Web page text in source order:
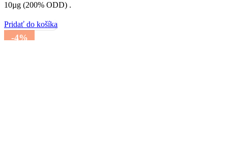
10µg (200% ODD) .
Pridať do košíka
-4%